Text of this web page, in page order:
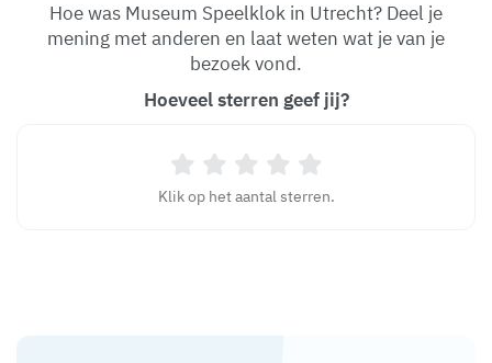
Hoe was Museum Speelklok in Utrecht? Deel je
mening met anderen en laat weten wat je van je
bezoek vond.
Hoeveel sterren geef jij?
Klik op het aantal sterren.